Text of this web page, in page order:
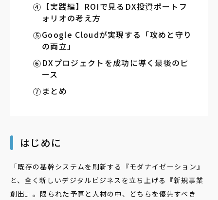
【実践編】ROIで見るDX投資ポートフ
ォリオの考え方
Google Cloudが実現する「攻めと守り
の両立」
DXプロジェクトを成功に導く最後のピ
ース
まとめ
はじめに
「既存の基幹システムを刷新する『モダナイゼーション』
と、全く新しいデジタルビジネスを立ち上げる『新規事業
創出』。限られた予算と人材の中、どちらを優先すべき